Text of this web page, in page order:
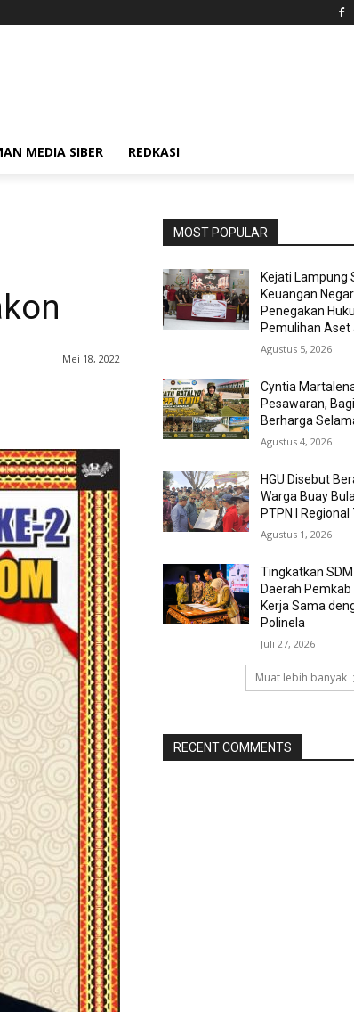
MEDIA SIBER REDKASI
Mei 18, 2022
MOST POPULAR
Kejati Lampung
Keuangan
Penegakan
Pemulihan
Agustus 5, 2026
Cyntia
Pesawaran,
Berharga
Agustus 4, 2026
HGU Disebut
Warga Buay
PTPN I Regional
Agustus 1, 2026
Tingkatkan
Daerah
Kerja Sama
Polinela
Juli 27, 2026
Muat lebih banyak
RECENT COMMENTS